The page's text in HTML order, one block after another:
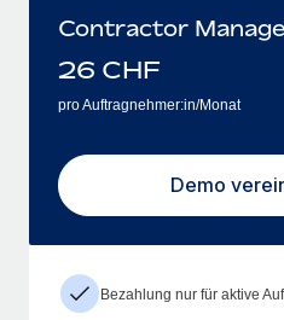
Contractor
26 CHF
pro Auftragnehmer:in/Monat
Demo
Bezahlung nur für aktive